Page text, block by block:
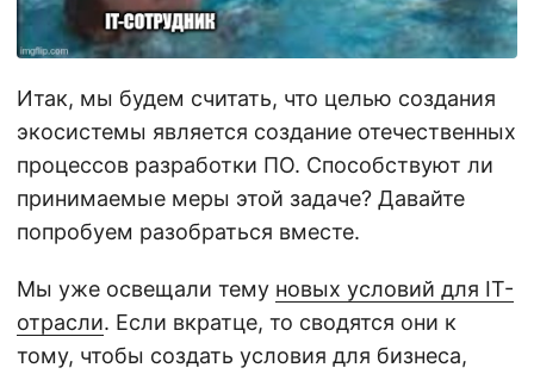
Итак, мы будем считать, что целью создания
экосистемы является создание отечественных
процессов разработки ПО. Способствуют ли
принимаемые меры этой задаче? Давайте
попробуем разобраться вместе.
Мы уже освещали тему новых условий для IT-
отрасли. Если вкратце, то сводятся они к
тому, чтобы создать условия для бизнеса,